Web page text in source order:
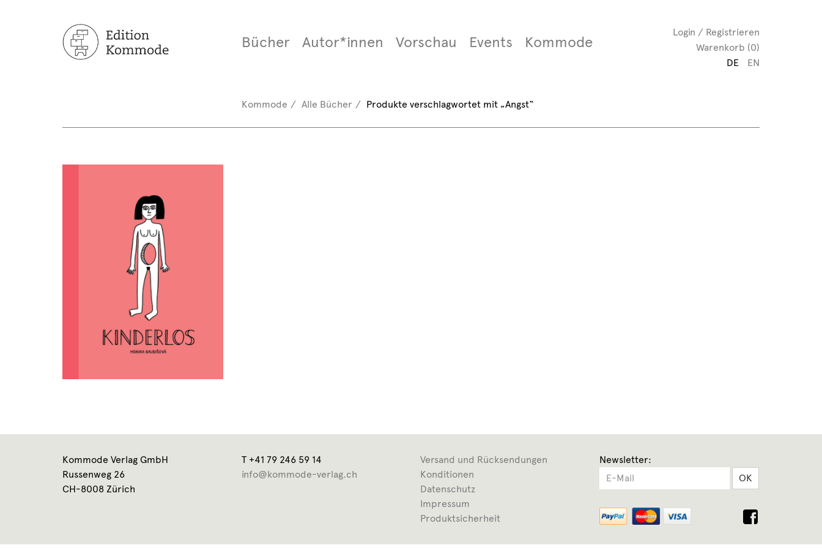
Bücher Autor*innen Vorschau Events Kommode
Login / Registrieren
Warenkorb (0)
DE
EN
Kommode Alle Bücher Produkte verschlagwortet mit „Angst“
Kommode Verlag GmbH
Russenweg 26
CH-8008 Zürich
T +41 79 246 59 14
info@kommode-verlag.ch
Versand und Rücksendungen
Konditionen
Datenschutz
Impressum
Produktsicherheit
Newsletter:
OK